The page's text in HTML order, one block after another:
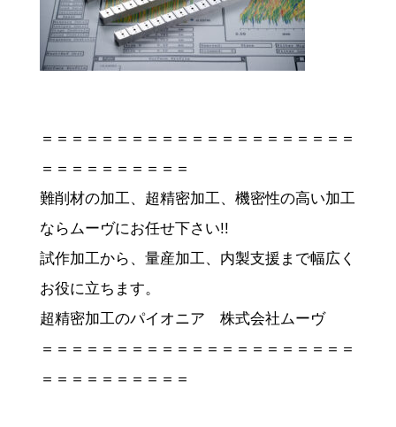
＝＝＝＝＝＝＝＝＝＝＝＝＝＝＝＝＝＝＝＝＝
＝＝＝＝＝＝＝＝＝＝
難削材の加工、超精密加工、機密性の高い加工
ならムーヴにお任せ下さい!!
試作加工から、量産加工、内製支援まで幅広く
お役に立ちます。
超精密加工のパイオニア 株式会社ムーヴ
＝＝＝＝＝＝＝＝＝＝＝＝＝＝＝＝＝＝＝＝＝
＝＝＝＝＝＝＝＝＝＝